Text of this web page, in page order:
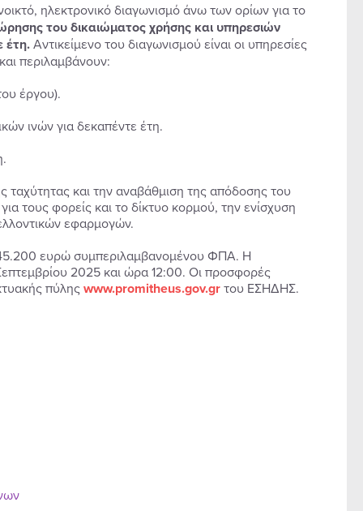
ηλεκτρονικό διαγωνισμό άνω των ορίων για το
του δικαιώματος χρήσης και υπηρεσιών
έτη.Αντικείμενο του διαγωνισμού είναι οι υπηρεσίες
περιλαμβάνουν:
έργου).
ινών για δεκαπέντε έτη.
ταχύτητας και την αναβάθμιση της απόδοσης του
τους φορείς και το δίκτυο κορμού, την ενίσχυση
εφαρμογών.
ευρώ συμπεριλαμβανομένου ΦΠΑ. Η
2025 και ώρα 12:00. Οι προσφορές
πύληςwww.promitheus.gov.grτου ΕΣΗΔΗΣ.